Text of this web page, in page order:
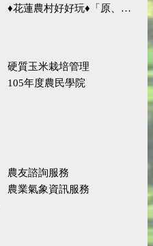
♦花蓮農村好好玩♦「原、生、慢、活」四條遊程推薦
硬質玉米栽培管理
105年度農民學院
農友諮詢服務
農業氣象資訊服務